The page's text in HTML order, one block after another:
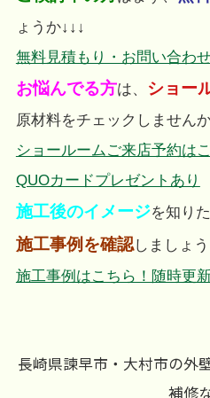
ょうか↓↓↓
無料見積もり・お問い合わ
お悩んでる方は、 ショー
原材料をチェックしません
ショールームご来店予約は
QUOカードプレゼントあり
施工後のイメージを知り
施工事例を確認しましょう
施工事例はこちら！随時更
長崎県諫早市・大村市の外
補修